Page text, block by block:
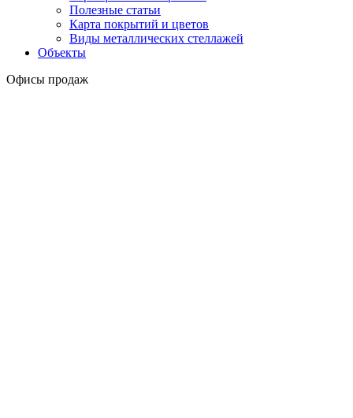
Полезные статьи
Карта покрытий и цветов
Виды металлических стеллажей
Объекты
Офисы продаж